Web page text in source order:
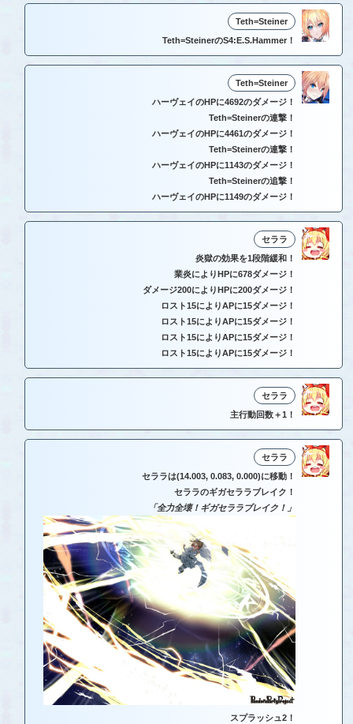
Teth=Steiner
Teth=SteinerのS4:E.S.Hammer！
Teth=Steiner
ハーヴェイのHPに4692のダメージ！
Teth=Steinerの連撃！
ハーヴェイのHPに4461のダメージ！
Teth=Steinerの連撃！
ハーヴェイのHPに1143のダメージ！
Teth=Steinerの追撃！
ハーヴェイのHPに1149のダメージ！
セララ
炎獄の効果を1段階緩和！
業炎によりHPに678ダメージ！
ダメージ200によりHPに200ダメージ！
ロスト15によりAPに15ダメージ！
ロスト15によりAPに15ダメージ！
ロスト15によりAPに15ダメージ！
ロスト15によりAPに15ダメージ！
セララ
主行動回数＋1！
セララ
セララは(14.003, 0.083, 0.000)に移動！
セララのギガセララブレイク！
「全力全壊！ギガセララブレイク！」
スプラッシュ2！